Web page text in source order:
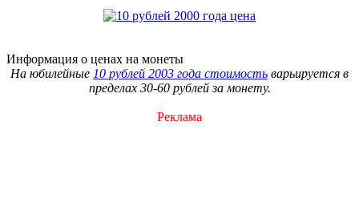
Информация о ценах на монеты
На юбилейные 10 рублей 2003 года стоимость варьируется в
пределах 30-60 рублей за монету.
Реклама